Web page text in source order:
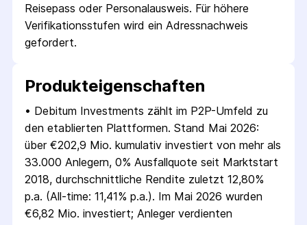
Reisepass oder Personalausweis. Für höhere
Verifikationsstufen wird ein Adressnachweis
gefordert.
Produkt­eigenschaften
• Debitum Investments zählt im P2P-Umfeld zu
den etablierten Plattformen. Stand Mai 2026:
über €202,9 Mio. kumulativ investiert von mehr als
33.000 Anlegern, 0% Ausfallquote seit Marktstart
2018, durchschnittliche Rendite zuletzt 12,80%
p.a. (All-time: 11,41% p.a.). Im Mai 2026 wurden
€6,82 Mio. investiert; Anleger verdienten